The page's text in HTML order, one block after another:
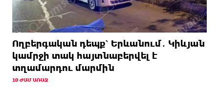
Ողբերգական դեպք՝ Երևանում․ Կիևյան
կամրջի տակ հայտնաբերվել է
տղամարդու մարմին
10 ԺԱՄ ԱՌԱՋ